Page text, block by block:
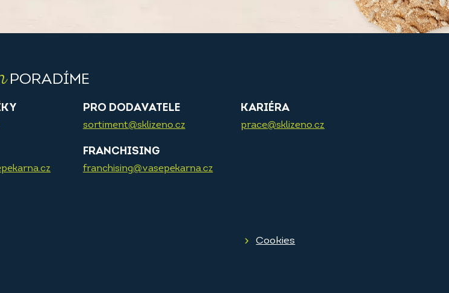
PORADÍME
PRO DODAVATELE
sortiment@sklizeno.cz
KARIÉRA
prace@sklizeno.cz
FRANCHISING
franchising@vasepekarna.cz
Cookies